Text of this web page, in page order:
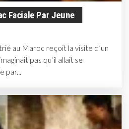
Faciale Par Jeune
au Maroc reçoit la visite d’un
pas qu’il allait se
par...